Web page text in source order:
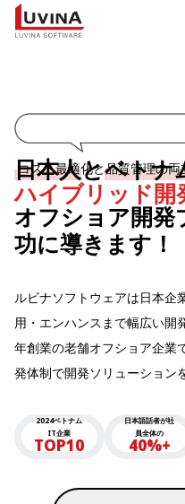
コスト最適化と品質管理の両
日本人とベトナ
ハイブリッド開
オフショア開
功に導きます！
ルビナソフトウェアは日本企
用・エンハンスまで幅広い開
年創業の老舗オフショア企業
発体制で開発ソリューション
2024ベトナム
IT企業
TOP10
日本語話者が社
員全体の
40%+